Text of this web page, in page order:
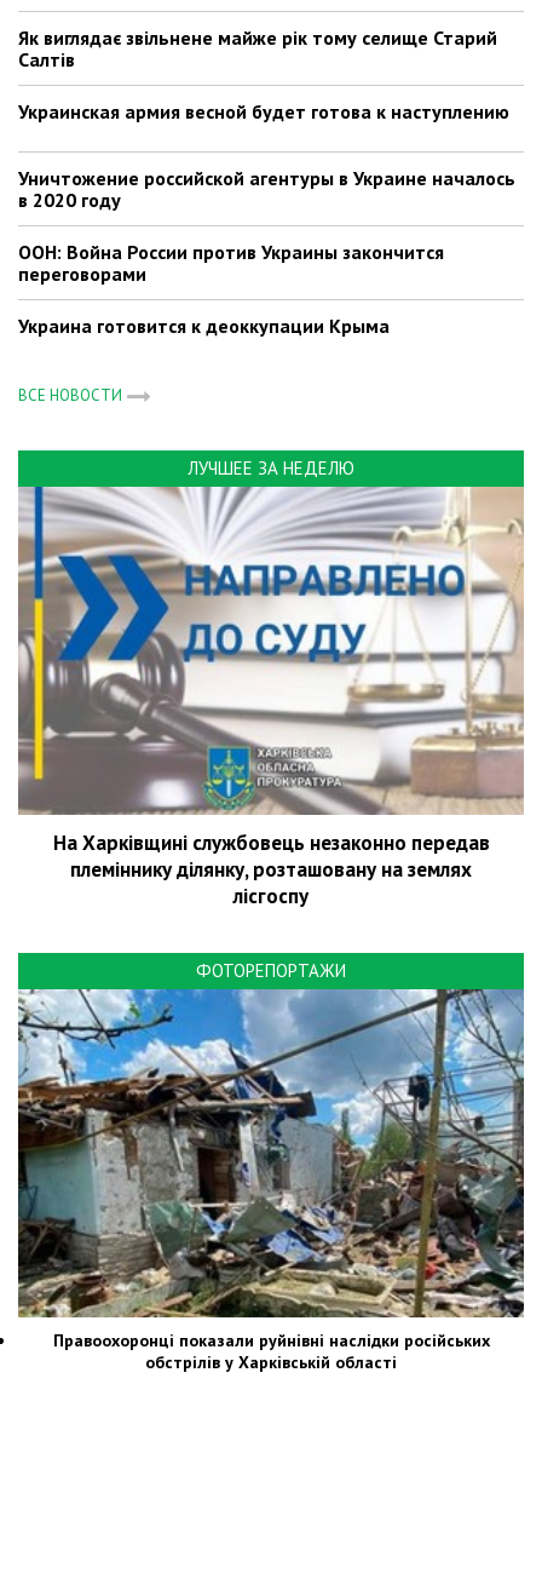
Як виглядає звільнене майже рік тому селище Старий
Салтів
Украинская армия весной будет готова к наступлению
Уничтожение российской агентуры в Украине началось
в 2020 году
ООН: Война России против Украины закончится
переговорами
Украина готовится к деоккупации Крыма
ВСЕ НОВОСТИ
ЛУЧШЕЕ ЗА НЕДЕЛЮ
На Харківщині службовець незаконно передав
племіннику ділянку, розташовану на землях
лісгоспу
ФОТОРЕПОРТАЖИ
Правоохоронці показали руйнівні наслідки російських
обстрілів у Харківській області